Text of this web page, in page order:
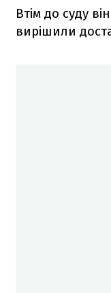
Втім до суду
вирішили